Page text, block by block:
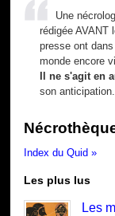
Une
rédigée AVANT
presse ont
monde encore
Il ne s'agit en
son anticipation.
Index du Quid »
Les plus lus
Les